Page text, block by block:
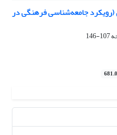
جامعه‌شناسی فرهنگی در
107-146